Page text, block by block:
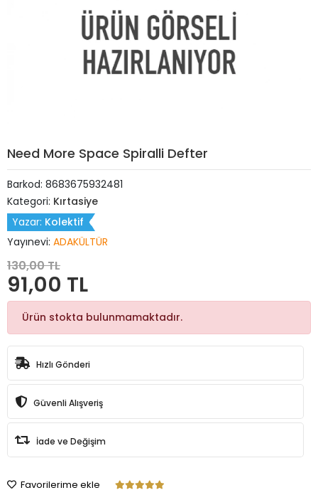
Need More Space Spiralli Defter
Barkod: 8683675932481
Kategori: Kırtasiye
Yazar: Kolektif
Yayınevi: ADAKÜLTÜR
130,00 TL
91,00 TL
Ürün stokta bulunmamaktadır.
Hızlı Gönderi
Güvenli Alışveriş
İade ve Değişim
Favorilerime ekle